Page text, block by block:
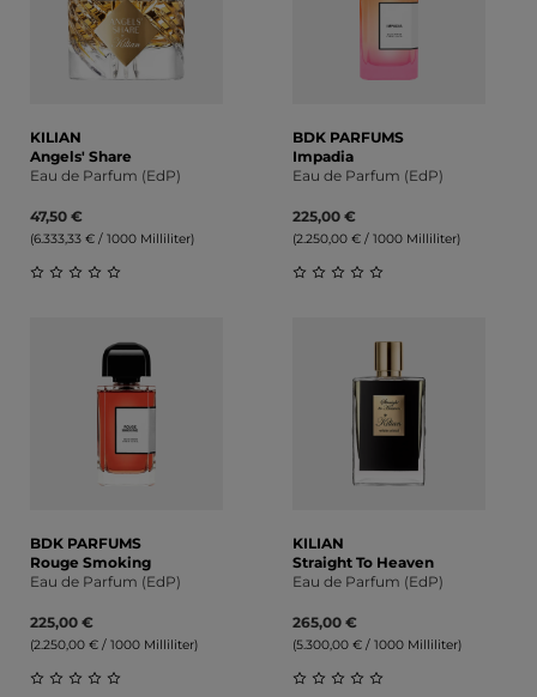
KILIAN
Angels' Share
Eau de Parfum (EdP)
47,50 €
(6.333,33 € / 1000 Milliliter)
BDK PARFUMS
Impadia
Eau de Parfum (EdP)
225,00 €
(2.250,00 € / 1000 Milliliter)
BDK PARFUMS
Rouge Smoking
Eau de Parfum (EdP)
225,00 €
(2.250,00 € / 1000 Milliliter)
KILIAN
Straight To Heaven
Eau de Parfum (EdP)
265,00 €
(5.300,00 € / 1000 Milliliter)